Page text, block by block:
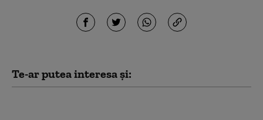
Te-ar putea interesa și: